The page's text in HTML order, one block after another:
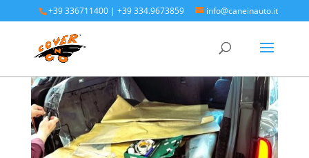
+39 336711400 |+39 334.9673859 info@caneinauto.it